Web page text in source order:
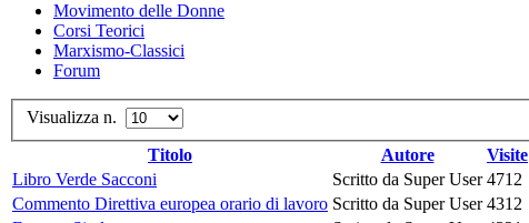
Movimento delle Donne
Corsi Teorici
Marxismo-Classici
Forum
Visualizza n.
Titolo
Autore
Visite
Libro Verde Sacconi
Scritto da Super User 4712
Commento Direttiva europea orario di lavoro Scritto da Super User 4312